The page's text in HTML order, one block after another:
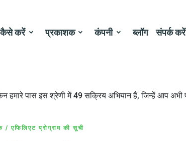
करें प्रकाशक कंपनी ब्लॉग संपर्क करें
हमारे पास इस श्रेणी में 49 सक्रिय अभियान हैं, जिन्हें आप
/ एफिलिएट प्रोग्राम की सूची